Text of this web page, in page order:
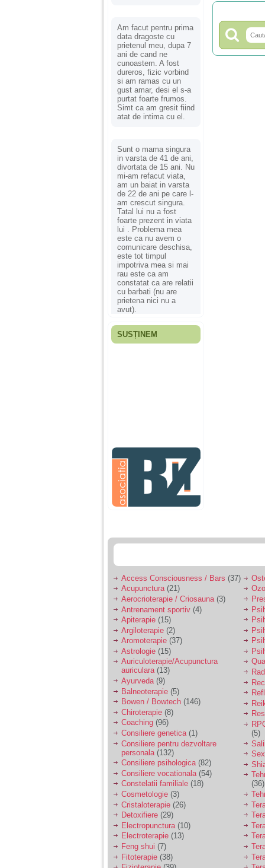
Am facut pentru prima
data dragoste cu
prietenul meu, dupa 7
ani de cand ne
cunoastem. A fost
dureros, fizic vorbind
si am ramas cu un
gust amar, desi el s-a
purtat foarte frumos.
Simt ca am gresit fiind
atat de intima cu el.
Sunt o mama singura
in varsta de 41 de ani,
divortata de 15 ani. Nu
mi-am refacut viata,
am un baiat in varsta
de 22 de ani pe care l-
am crescut singura.
Tatal lui nu a fost
foarte prezent in viata
lui . Problema mea
este ca nu avem o
comunicare deschisa,
este tot timpul
impotriva mea si mai
rau este ca am
constatat ca are relatii
cu barbati (nu are
prietena nici nu a
avut).
Fiica mea s-a nascut
agresiva, orice
greseala era taxata cu
o palma sau pedepse.
De 4 ani am o relatie
serioasa cu un barbat
sa se manifeste o
Ma aflu aici pentru ca
vreau sa stiu daca am
nevoie de un psiholog
sau psihiatru.
Sunt casatorita, am
31 de ani si un copil in
varsta de 2 ani care
mi-e lumina ochilor.
De ceva timp simt ca
mi s-a adunat
oboseala, o oboseala
cronica de care nu pot
scapa si simt ca din
cauza ei nu pot
controla nervii si
cateodata are copilul
de suferit.
Am o bariera peste
care nu pot trece:
prietena mea a ramas
insarcinata cu o fata.
Am fost de comun
acord sa facem un
copil, cu gandul ca e
baiat.
SUSȚINEM
Access Consciousness / Bars (37)
Acupunctura(21)
Aerocrioterapie / Criosauna (3)
Antrenament sportiv (4)
Apiterapie (15)
Argiloterapie (2)
Aromoterapie (37)
Astrologie (15)
Auriculoterapie/Acupunctura
auriculara(13)
Ayurveda(9)
Balneoterapie (5)
Bowen / Bowtech (146)
Chiroterapie (8)
Coaching (96)
Consiliere genetica(1)
Consiliere pentru dezvoltare
personala (132)
Consiliere psihologica(82)
Consiliere vocationala (54)
Constelatii familiale (18)
Cosmetologie (3)
Cristaloterapie (26)
Detoxifiere (29)
Electropunctura (10)
Electroterapie (13)
Feng shui (7)
Fitoterapie (38)
(5)
(36)